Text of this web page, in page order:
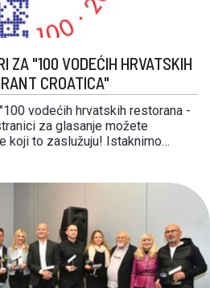
ZA "100 VODEĆIH HRVATSKIH
CROATICA"
vodećih hrvatskih restorana -
za glasanje možete
koji to zaslužuju! Istaknimo
gdje kvaliteta opravdava cijenu,